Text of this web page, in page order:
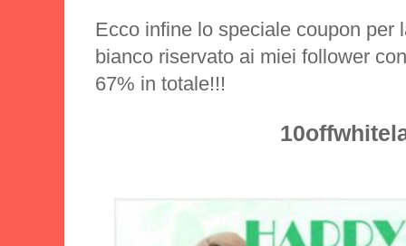
Ecco infine lo speciale coupon per
bianco riservato ai miei follower
67% in totale!!!